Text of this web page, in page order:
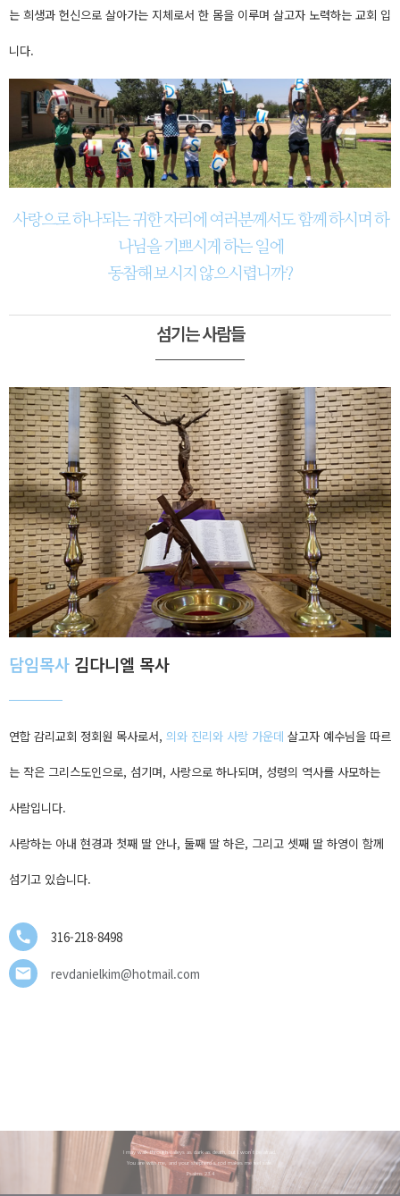
는 희생과 헌신으로 살아가는 지체로서 한 몸을 이루며 살고자 노력하는 교회 입
니다.
사랑으로 하나되는 귀한 자리에 여러분께서도 함께 하시며 하
나님을 기쁘시게 하는 일에
동참해 보시지 않으시렵니까?
섬기는 사람들
담임목사 김다니엘 목사
연합 감리교회 정회원 목사로서, 의와 진리와 사랑 가운데 살고자 예수님을 따르
는 작은 그리스도인으로, 섬기며, 사랑으로 하나되며, 성령의 역사를 사모하는
사람입니다.
사랑하는 아내 현경과 첫째 딸 안나, 둘째 딸 하은, 그리고 셋째 딸 하영이 함께
섬기고 있습니다.
call 316-218-8498
mail revdanielkim@hotmail.com
I may walk through valleys as dark as death, but I won't be afraid.
You are with me, and your shepherd's rod makes me feel safe.
Psalms 23:4